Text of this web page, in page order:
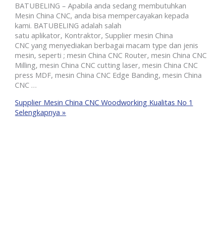
BATUBELING – Apabila anda sedang membutuhkan
Mesin China CNC, anda bisa mempercayakan kepada
kami. BATUBELING adalah salah
satu aplikator, Kontraktor, Supplier mesin China
CNC yang menyediakan berbagai macam type dan jenis
mesin, seperti ; mesin China CNC Router, mesin China CNC
Milling, mesin China CNC cutting laser, mesin China CNC
press MDF, mesin China CNC Edge Banding, mesin China
CNC …
Supplier Mesin China CNC Woodworking Kualitas No 1
Selengkapnya »